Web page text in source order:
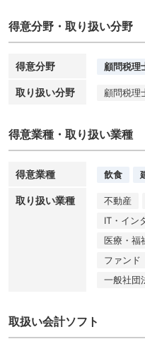
得意分野・取り扱い分野
得意分野 顧問税理
取り扱い分野 顧問税理
得意業種・取り扱い業種
得意業種 飲食
取り扱い業種 不動産
IT・イン
医療・福
ファンド
一般社団
取扱い会計ソフト